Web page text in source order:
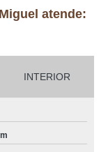
atende:
INTERIOR